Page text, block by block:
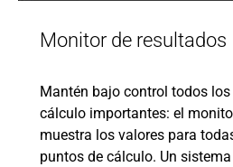
Monitor de resultados
Mantén bajo control todos
cálculo importantes: el
muestra los valores para
puntos de cálculo. Un